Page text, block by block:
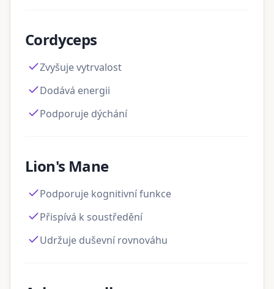
Cordyceps
Zvyšuje vytrvalost
Dodává energii
Podporuje dýchání
Lion's Mane
Podporuje kognitivní funkce
Přispívá k soustředění
Udržuje duševní rovnováhu